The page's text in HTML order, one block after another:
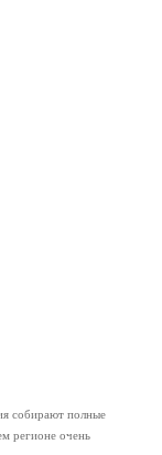
собирают полные
регионе очень